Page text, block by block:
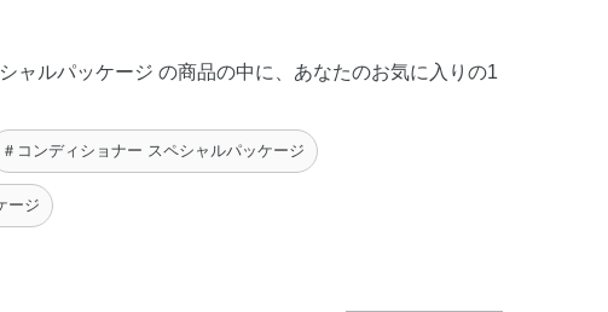
ャルパッケージ の商品の中に、あなたのお気に入りの1
＃コンディショナー スペシャルパッケージ
ージ